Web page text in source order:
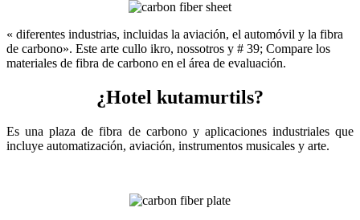
« diferentes industrias, incluidas la aviación, el automóvil y la fibra
de carbono». Este arte cullo ikro, nossotros y # 39; Compare los
materiales de fibra de carbono en el área de evaluación.
¿Hotel kutamurtils?
Es una plaza de fibra de carbono y aplicaciones industriales que
incluye automatización, aviación, instrumentos musicales y arte.